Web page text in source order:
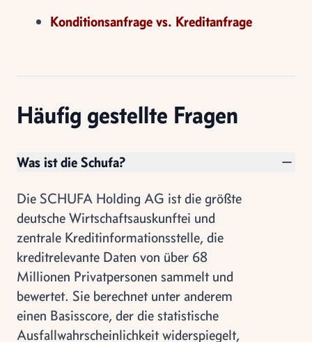
Konditionsanfrage vs. Kreditanfrage
Häufig gestellte Fragen
Was ist die Schufa?
Die SCHUFA Holding AG ist die größte
deutsche Wirtschaftsauskunftei und
zentrale Kreditinformationsstelle, die
kreditrelevante Daten von über 68
Millionen Privatpersonen sammelt und
bewertet. Sie berechnet unter anderem
einen Basisscore, der die statistische
Ausfallwahrscheinlichkeit widerspiegelt,